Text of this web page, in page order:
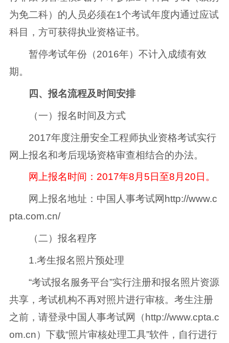
为免二科）的人员必须在1个考试年度内通过应试
科目，方可获得执业资格证书。
暂停考试年份（2016年）不计入成绩有效
期。
四、报名流程及时间安排
（一）报名时间及方式
2017年度注册安全工程师执业资格考试实行
网上报名和考后现场资格审查相结合的办法。
网上报名时间：2017年8月5日至8月20日。
网上报名地址：中国人事考试网http://www.c
pta.com.cn/
（二）报名程序
1.考生报名照片预处理
“考试报名服务平台”实行注册和报名照片资源
共享，考试机构不再对照片进行审核。考生注册
之前，请登录中国人事考试网（http://www.cpta.c
om.cn）下载“照片审核处理工具”软件，自行进行